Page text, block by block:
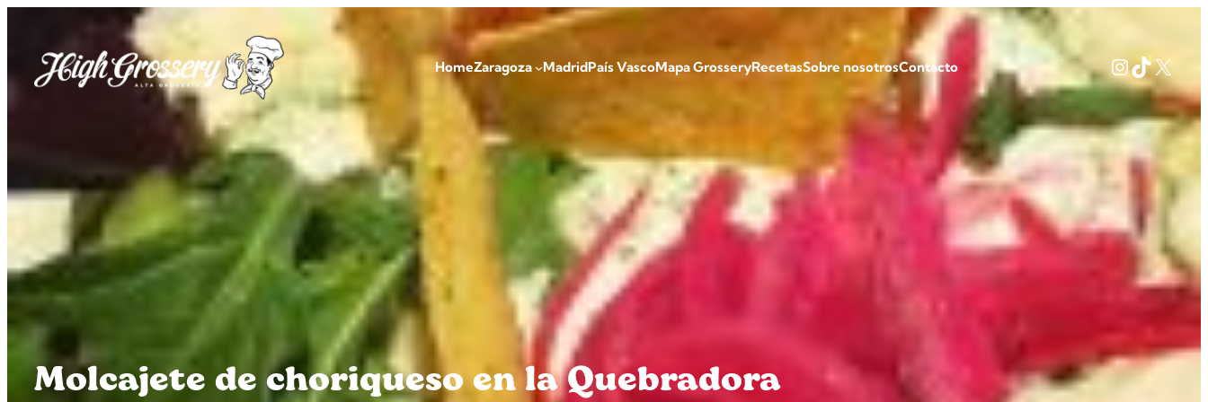
contenido
HomeZaragoza MadridPaís VascoMapa GrosseryRecetasSobre nosotrosContacto Instagram
TikTok
X
Molcajete de choriqueso en la Quebradora